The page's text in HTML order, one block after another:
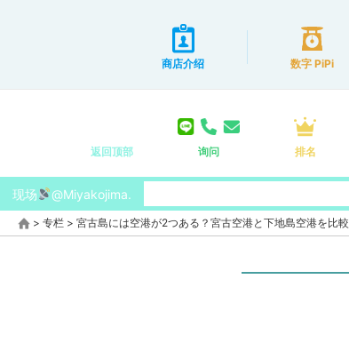
商店介绍 数字 PiPi
返回顶部 询问 排名
现场 @Miyakojima.
> 专栏 > 宮古島には空港が2つある？宮古空港と下地島空港を比較